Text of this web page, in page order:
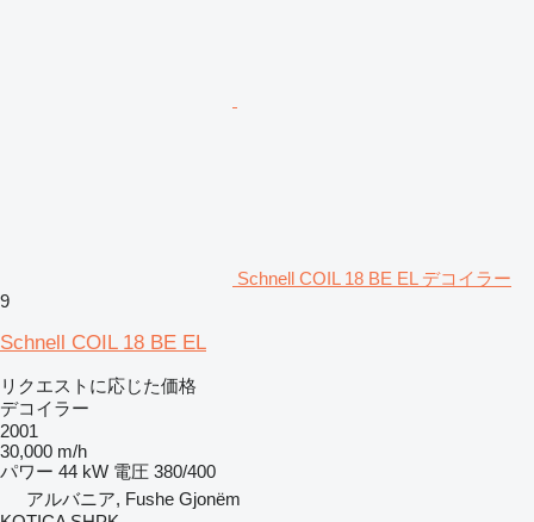
Schnell COIL 18 BE EL デコイラー
9
Schnell COIL 18 BE EL
リクエストに応じた価格
デコイラー
2001
30,000 m/h
パワー 44 kW 電圧 380/400
アルバニア, Fushe Gjonëm